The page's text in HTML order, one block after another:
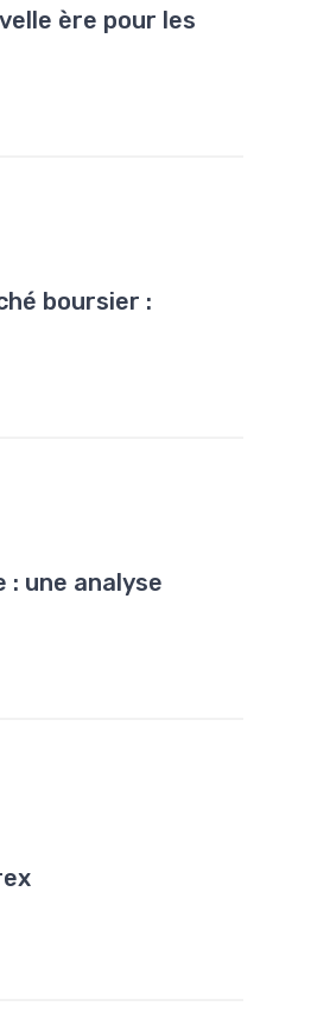
ère pour les
boursier :
: une analyse